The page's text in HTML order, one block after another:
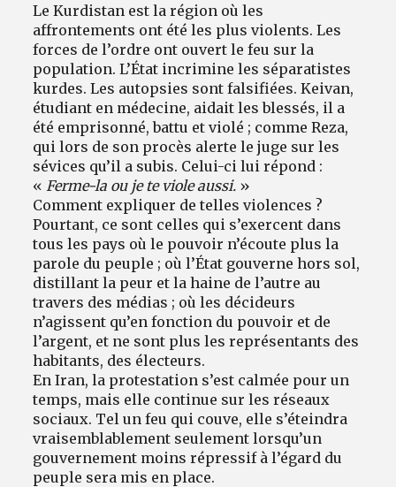
Le Kurdistan est la région où les
affrontements ont été les plus violents. Les
forces de l’ordre ont ouvert le feu sur la
population. L’État incrimine les séparatistes
kurdes. Les autopsies sont falsifiées. Keivan,
étudiant en médecine, aidait les blessés, il a
été emprisonné, battu et violé ; comme Reza,
qui lors de son procès alerte le juge sur les
sévices qu’il a subis. Celui-ci lui répond :
« Ferme-la ou je te viole aussi. »
Comment expliquer de telles violences ?
Pourtant, ce sont celles qui s’exercent dans
tous les pays où le pouvoir n’écoute plus la
parole du peuple ; où l’État gouverne hors sol,
distillant la peur et la haine de l’autre au
travers des médias ; où les décideurs
n’agissent qu’en fonction du pouvoir et de
l’argent, et ne sont plus les représentants des
habitants, des électeurs.
En Iran, la protestation s’est calmée pour un
temps, mais elle continue sur les réseaux
sociaux. Tel un feu qui couve, elle s’éteindra
vraisemblablement seulement lorsqu’un
gouvernement moins répressif à l’égard du
peuple sera mis en place.